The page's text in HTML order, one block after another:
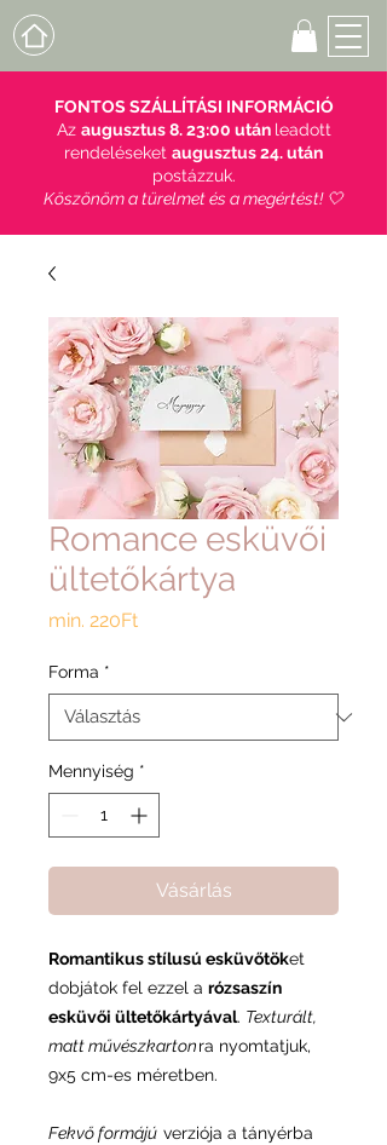
FONTOS SZÁLLÍTÁSI INFORMÁCIÓ
Az augusztus 8. 23:00 után leadott
rendeléseket augusztus 24. után
postázzuk.
Köszönöm a türelmet és a megértést! 🤍
Romance esküvői
ültetőkártya
min. 220FtAkciós
Forma *
Mennyiség *
Vásárlás
Romantikus stílusú esküvőtöket
dobjátok fel ezzel a rózsaszín
esküvői ültetőkártyával. Texturált,
matt művészkartonra nyomtatjuk,
9x5 cm-es méretben.
Fekvő formájú verziója a tányérba